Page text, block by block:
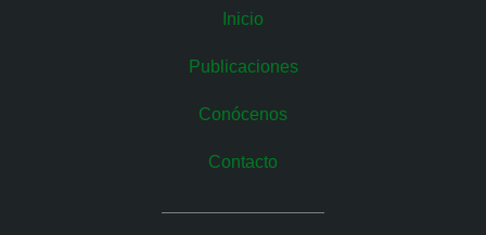
Inicio
Publicaciones
Conócenos
Contacto